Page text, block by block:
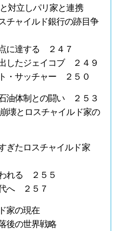
対立しパリ家と連携
チャイルド銀行の跡目争
に達する ２４７
したジェイコブ ２４９
・サッチャー ２５０
油体制との闘い ２５３
壊とロスチャイルド家の
ぎたロスチャイルド家
れる ２５５
へ ２５７
家の現在
後の世界戦略